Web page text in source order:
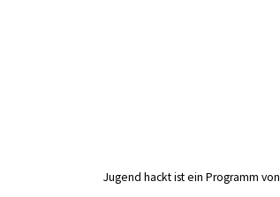
Jugend hackt ist ein Programm von